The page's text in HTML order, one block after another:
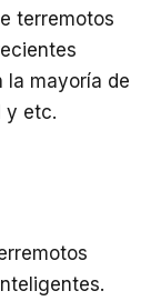
terremotos
la mayoría de
y etc.